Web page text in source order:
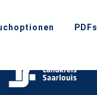
PDFs